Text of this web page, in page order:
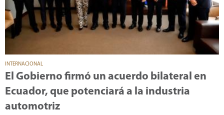
INTERNACIONAL
El Gobierno firmó un acuerdo bilateral en
Ecuador, que potenciará a la industria
automotriz